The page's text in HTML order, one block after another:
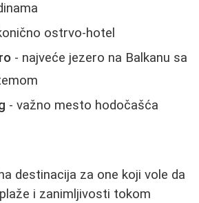
ostrvo-hotel
- najveće jezero na Balkanu sa
- važno mesto hodočašća
destinacija za one koji vole da
i zanimljivosti tokom